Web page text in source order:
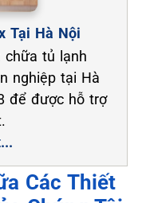
Tại Hà Nội
chữa tủ lạnh
nghiệp tại Hà
để được hỗ trợ
Các Thiết